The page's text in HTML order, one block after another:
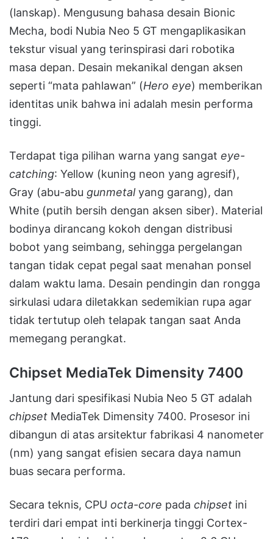
(lanskap). Mengusung bahasa desain Bionic
Mecha, bodi Nubia Neo 5 GT mengaplikasikan
tekstur visual yang terinspirasi dari robotika
masa depan. Desain mekanikal dengan aksen
seperti “mata pahlawan” (Hero eye) memberikan
identitas unik bahwa ini adalah mesin performa
tinggi.
Terdapat tiga pilihan warna yang sangat eye-
catching: Yellow (kuning neon yang agresif),
Gray (abu-abu gunmetalyang garang), dan
White (putih bersih dengan aksen siber). Material
bodinya dirancang kokoh dengan distribusi
bobot yang seimbang, sehingga pergelangan
tangan tidak cepat pegal saat menahan ponsel
dalam waktu lama. Desain pendingin dan rongga
sirkulasi udara diletakkan sedemikian rupa agar
tidak tertutup oleh telapak tangan saat Anda
memegang perangkat.
Chipset MediaTek Dimensity 7400
Jantung dari spesifikasi Nubia Neo 5 GT adalah
chipset MediaTek Dimensity 7400. Prosesor ini
dibangun di atas arsitektur fabrikasi 4 nanometer
(nm) yang sangat efisien secara daya namun
buas secara performa.
Secara teknis, CPU octa-core pada chipset ini
terdiri dari empat inti berkinerja tinggi Cortex-